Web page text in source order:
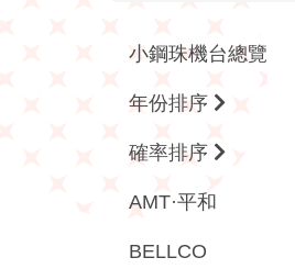
小鋼珠機台總覽
年份排序
確率排序
AMT·平和
BELLCO